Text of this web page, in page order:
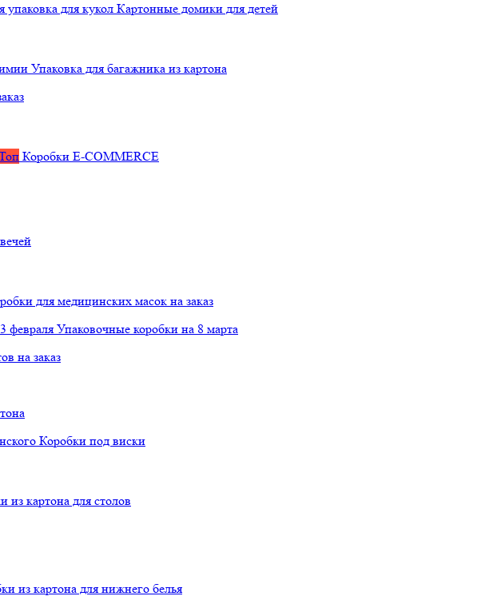
упаковка для кукол Картонные домики для детей
Упаковка для багажника из картона
Коробки E-COMMERCE
для медицинских масок на заказ
февраля Упаковочные коробки на 8 марта
на заказ
Коробки под виски
из картона для столов
из картона для нижнего белья